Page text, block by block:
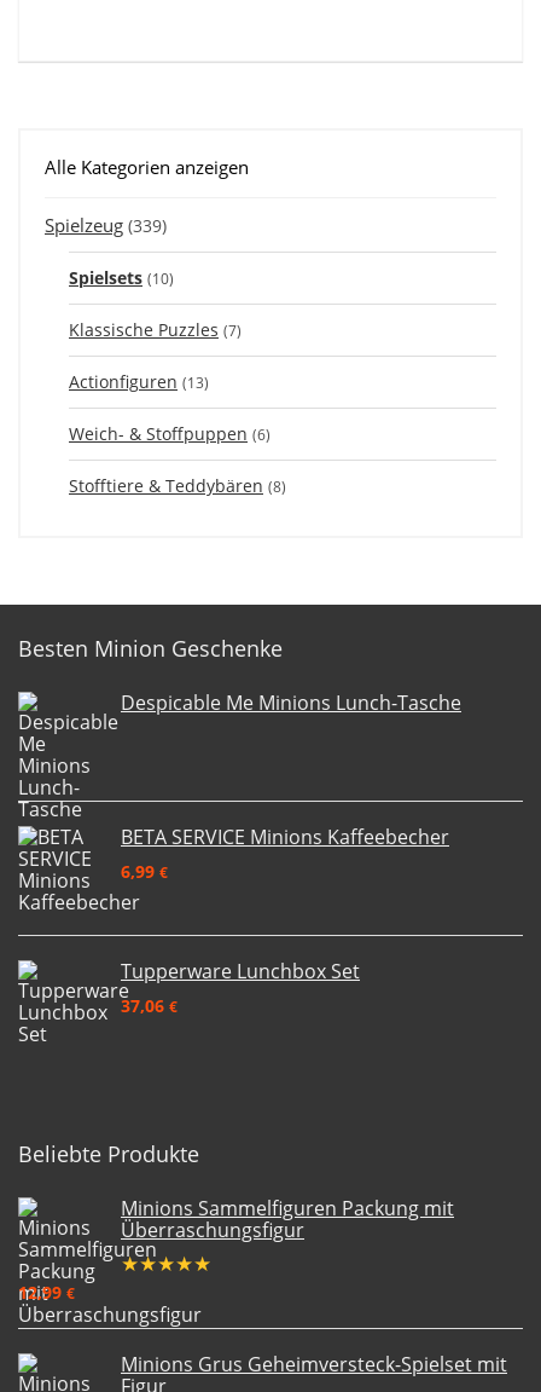
Alle Kategorien anzeigen
Spielzeug (339)
Spielsets (10)
Klassische Puzzles (7)
Actionfiguren (13)
Weich- & Stoffpuppen (6)
Stofftiere & Teddybären (8)
Besten Minion Geschenke
Despicable Me Minions Lunch-Tasche
BETA SERVICE Minions Kaffeebecher
6,99 €
Tupperware Lunchbox Set
37,06 €
Beliebte Produkte
Minions Sammelfiguren Packung mit
Überraschungsfigur
★★★★★
12,99 €
Minions Grus Geheimversteck-Spielset mit
Figur